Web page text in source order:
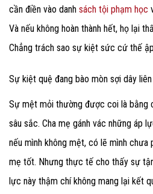
cần điền vào danh sách tội phạm học
Và nếu không hoàn thành hết, họ lại
Chẳng trách sao sự kiệt sức cứ thế
Sự kiệt quệ đang bào mòn sợi dây
Sự mệt mỏi thường được coi là bằng
sâu sắc. Cha mẹ gánh vác những áp
nếu mình không mệt, có lẽ mình
mẹ tốt. Nhưng thực tế cho thấy sự
lực này thậm chí không mang lại kết